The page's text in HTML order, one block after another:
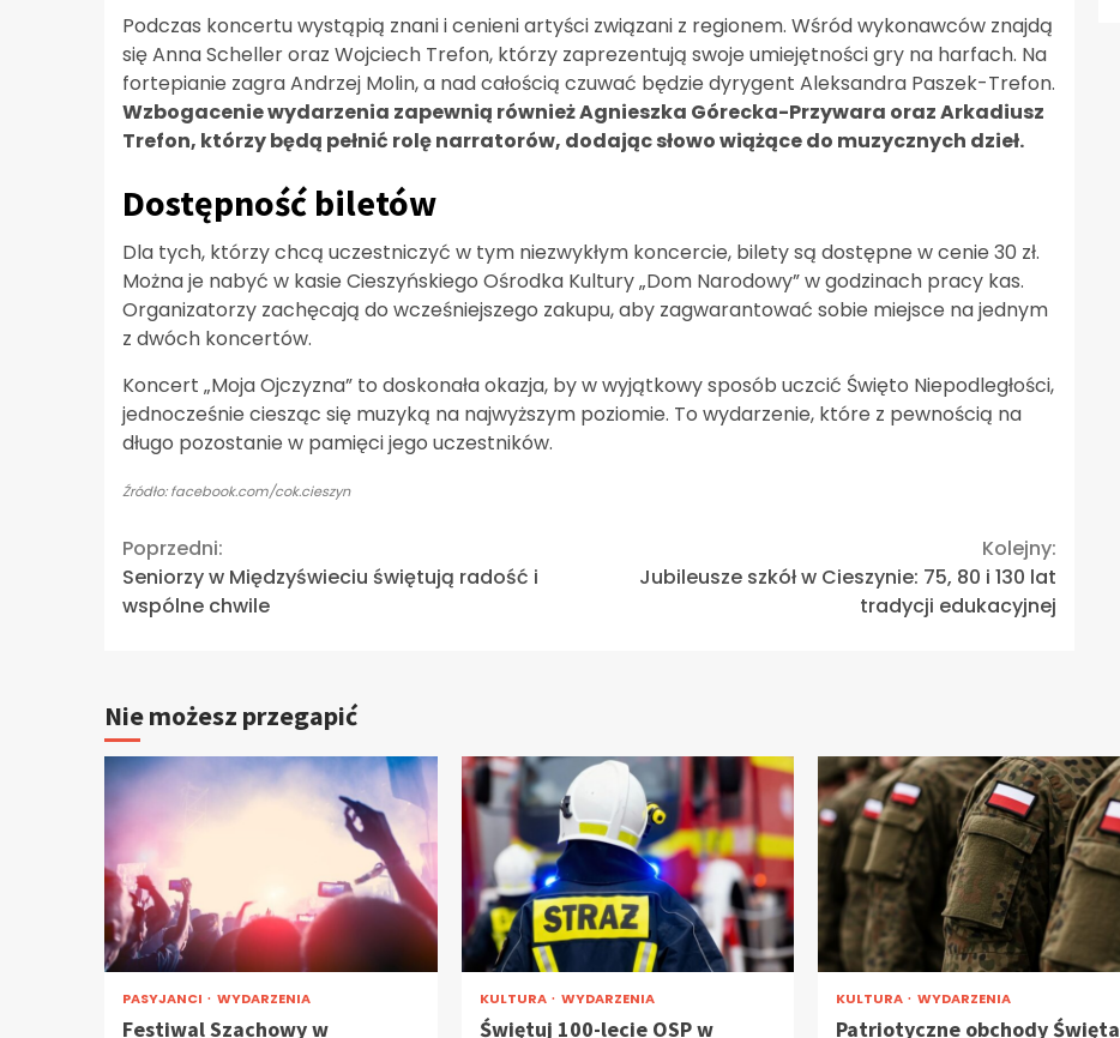
Podczas koncertu wystąpią znani i cenieni artyści związani z regionem. Wśród wykonawców znajdą
się Anna Scheller oraz Wojciech Trefon, którzy zaprezentują swoje umiejętności gry na harfach. Na
fortepianie zagra Andrzej Molin, a nad całością czuwać będzie dyrygent Aleksandra Paszek-Trefon.
Wzbogacenie wydarzenia zapewnią również Agnieszka Górecka-Przywara oraz Arkadiusz
Trefon, którzy będą pełnić rolę narratorów, dodając słowo wiążące do muzycznych dzieł.
Dostępność biletów
Dla tych, którzy chcą uczestniczyć w tym niezwykłym koncercie, bilety są dostępne w cenie 30 zł.
Można je nabyć w kasie Cieszyńskiego Ośrodka Kultury „Dom Narodowy” w godzinach pracy kas.
Organizatorzy zachęcają do wcześniejszego zakupu, aby zagwarantować sobie miejsce na jednym
z dwóch koncertów.
Koncert „Moja Ojczyzna” to doskonała okazja, by w wyjątkowy sposób uczcić Święto Niepodległości,
jednocześnie ciesząc się muzyką na najwyższym poziomie. To wydarzenie, które z pewnością na
długo pozostanie w pamięci jego uczestników.
Źródło: facebook.com/cok.cieszyn
Continue
Reading
Poprzedni:
Seniorzy w Międzyświeciu świętują radość i
wspólne chwile
Kolejny:
Jubileusze szkół w Cieszynie: 75, 80 i 130 lat
tradycji edukacyjnej
Nie możesz przegapić
PASYJANCI WYDARZENIA
Festiwal Szachowy w
KULTURA WYDARZENIA
Świętuj 100-lecie OSP w
KULTURA WYDARZENIA
Patriotyczne obchody Święta